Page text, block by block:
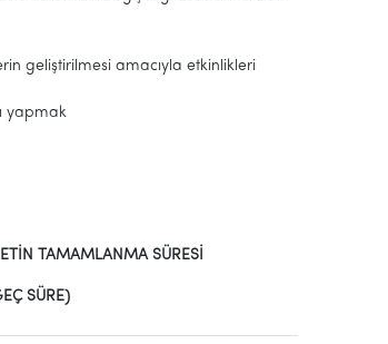
geliştirilmesi amacıyla etkinlikleri
yapmak
TAMAMLANMA SÜRESİ
SÜRE)